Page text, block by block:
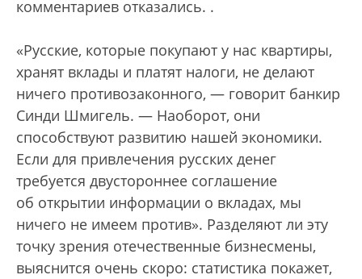
комментариев отказались. .
«Русские, которые покупают у нас квартиры,
хранят вклады и платят налоги, не делают
ничего противозаконного, — говорит банкир
Синди Шмигель. — Наоборот, они
способствуют развитию нашей экономики.
Если для привлечения русских денег
требуется двустороннее соглашение
об открытии информации о вкладах, мы
ничего не имеем против». Разделяют ли эту
точку зрения отечественные бизнесмены,
выяснится очень скоро: статистика покажет,